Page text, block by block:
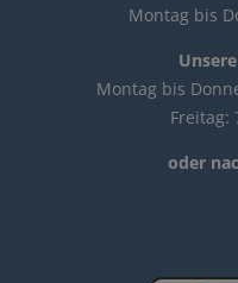
Montag bis
Montag bis
Freitag:
oder